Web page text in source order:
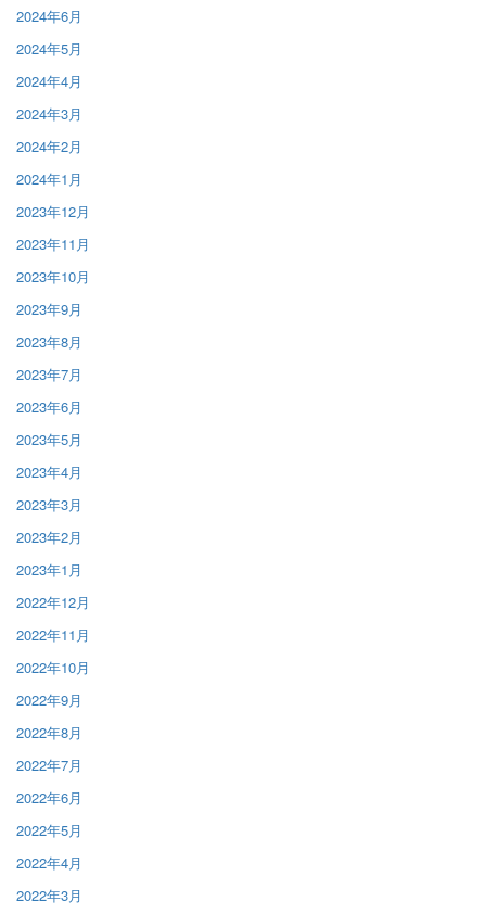
2024年6月
2024年5月
2024年4月
2024年3月
2024年2月
2024年1月
2023年12月
2023年11月
2023年10月
2023年9月
2023年8月
2023年7月
2023年6月
2023年5月
2023年4月
2023年3月
2023年2月
2023年1月
2022年12月
2022年11月
2022年10月
2022年9月
2022年8月
2022年7月
2022年6月
2022年5月
2022年4月
2022年3月